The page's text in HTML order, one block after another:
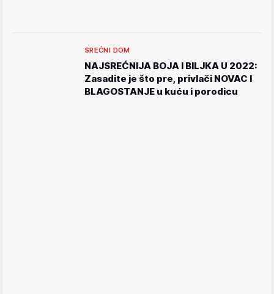
SREĆNI DOM
NAJSREĆNIJA BOJA I BILJKA U 2022:
Zasadite je što pre, privlači NOVAC I
BLAGOSTANJE u kuću i porodicu